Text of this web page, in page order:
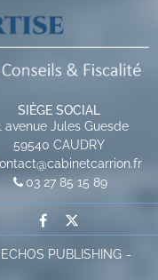
SIÈGE SOCIAL
avenue Jules Guesde
59540 CAUDRY
03 27 85 15 89
PUBLISHING